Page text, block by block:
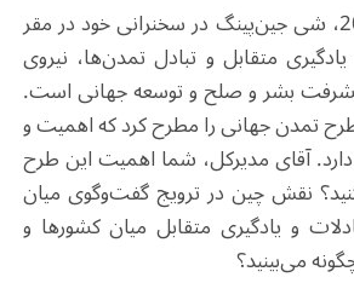
خبرنگار: در سال 2014، شی جین‌پینگ در سخنرانی خود در مقر
متقابل و تبادل تمدن‌ها، نیروی
بشر و صلح و توسعه جهانی است.
نیز او طرح تمدن جهانی را مطرح کرد که اهمیت و
آقای مدیرکل، شما اهمیت این طرح
نقش چین در ترویج گفت‌وگوی میان
و یادگیری متقابل میان کشورها و
می‌بینید؟